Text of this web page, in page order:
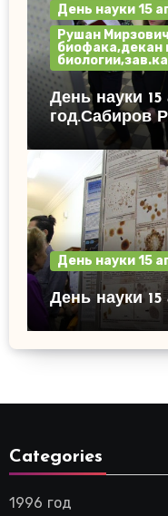
День науки 15
Рушан
День науки 15
год.Сабиров
День науки 15
День науки 15
Categories
1996 год